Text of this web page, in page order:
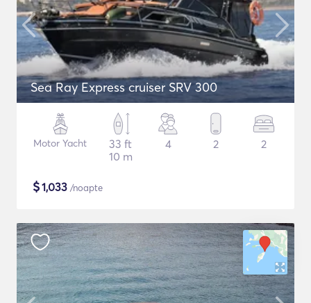
Sea Ray Express cruiser SRV 300
Motor Yacht
33 ft
10 m
4 2 2
$1,033 /noapte